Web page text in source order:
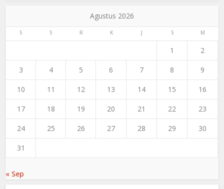
Agustus 2026
S S R K J S M
1 2
3 4 5 6 7 8 9
10 11 12 13 14 15 16
17 18 19 20 21 22 23
24 25 26 27 28 29 30
31
« Sep